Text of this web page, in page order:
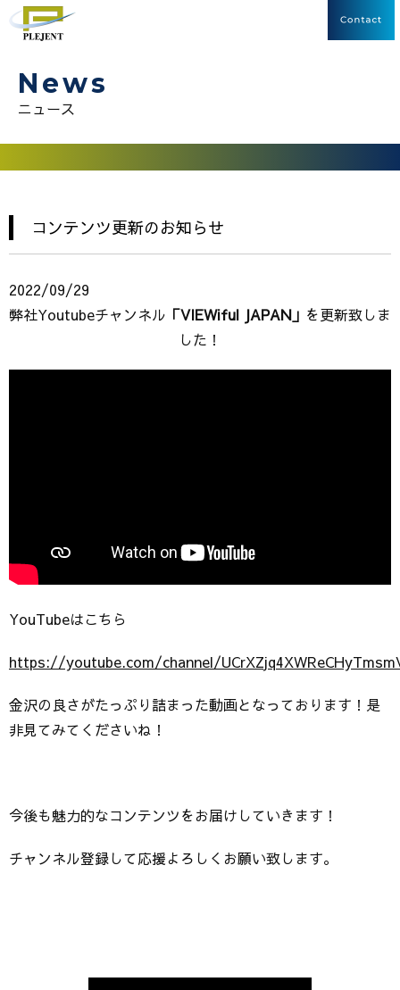
News
ニュース
コンテンツ更新のお知らせ
2022/09/29
弊社Youtubeチャンネル 「VIEWiful JAPAN」 を更新致しま
した！
YouTubeはこちら
https://youtube.com/channel/
金沢の良さがたっぷり詰まった動画となっております！是
非見てみてくださいね！
今後も魅力的なコンテンツをお届けしていきます！
チャンネル登録して応援よろしくお願い致します。